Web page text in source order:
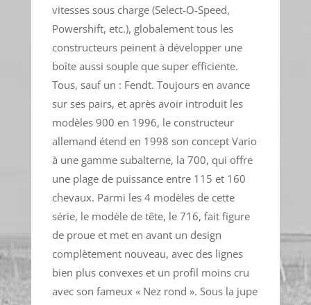
vitesses sous charge (Select-O-Speed,
Powershift, etc.), globalement tous les
constructeurs peinent à développer une
boîte aussi souple que super efficiente.
Tous, sauf un : Fendt. Toujours en avance
sur ses pairs, et après avoir introduit les
modèles 900 en 1996, le constructeur
allemand étend en 1998 son concept Vario
à une gamme subalterne, la 700, qui offre
une plage de puissance entre 115 et 160
chevaux. Parmi les 4 modèles de cette
série, le modèle de tête, le 716, fait figure
de proue et met en avant un design
complètement nouveau, avec des lignes
bien plus convexes et un profil moins cru
avec son fameux « Nez rond ». Sous la jupe